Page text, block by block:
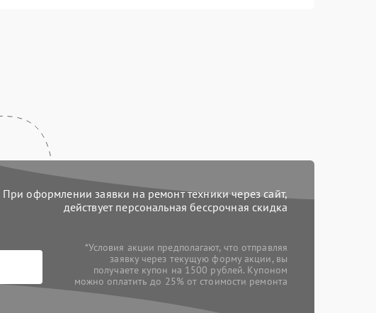
При оформлении заявки на ремонт техники через сайт,
действует персональная бессрочная скидка
*Условия акции предполагают, что отправляя
заявку через текущую форму акции, вы
получаете купон на 1500 рублей. Купоном
можно оплатить до 25% от стоимости ремонта